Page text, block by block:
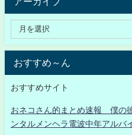
おすすめ～ん
おすすめサイト
おネコさん的まとめ速報 僕の
ンタルメンヘラ電波中年アルバ